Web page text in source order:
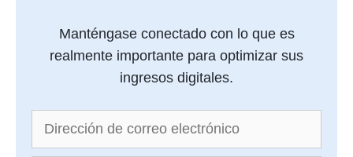
Manténgase conectado con lo que es
realmente importante para optimizar sus
ingresos digitales.